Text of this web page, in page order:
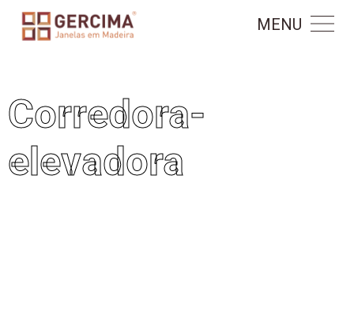
MENU
Corredora-
elevadora